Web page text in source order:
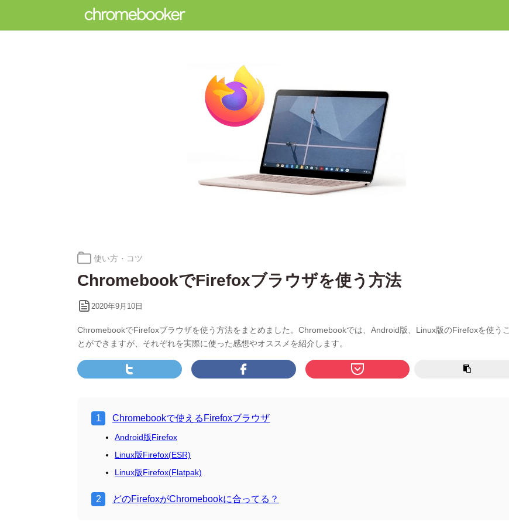
カ
ゴ
ー:
使い方・コツ
ChromebookでFirefoxブラウザを使う方法
2020年9月10日
ChromebookでFirefoxブラウザを使う方法をまとめました。Chromebookでは、Android版、Linux版のFirefoxを使うこ
とができますが、それぞれを実際に使った感想やオススメを紹介します。
Chromebookで使えるFirefoxブラウザ
Android版Firefox
Linux版Firefox(ESR)
Linux版Firefox(Flatpak)
どのFirefoxがChromebookに合ってる？